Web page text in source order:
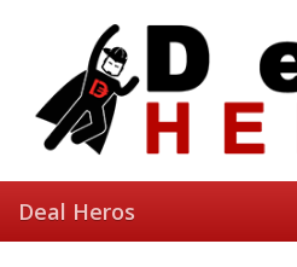
Deal Heros